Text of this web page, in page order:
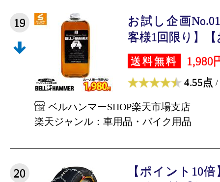
19
お試し企画
客様1回限り】【
送料無料 1,980
4.55点 /
ベルハンマーSHOP楽天市場支店
楽天ジャンル：車用品・バイク用品
20
【ポイント10